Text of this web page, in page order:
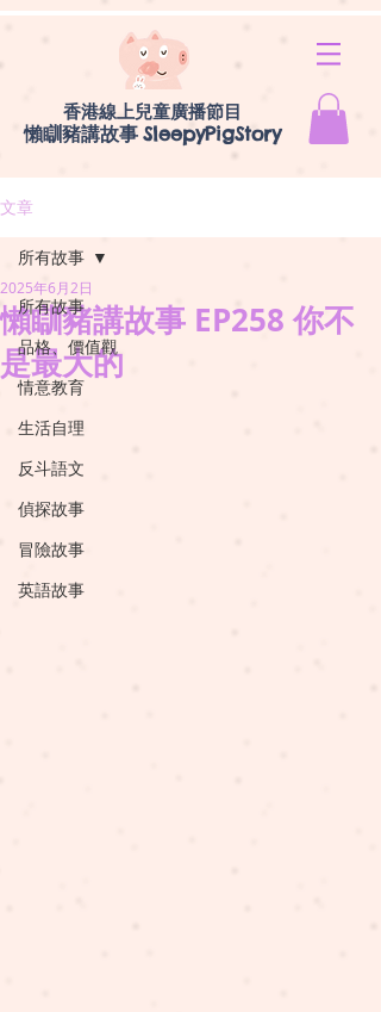
香港線上兒童廣播節目
懶瞓豬講故事 SleepyPigStory
文章
所有故事
品格、價值觀
情意教育
生活自理
反斗語文
偵探故事
冒險故事
英語故事
所有故事
懶瞓豬講故事 EP258 你不
是最大的
2025年6月2日